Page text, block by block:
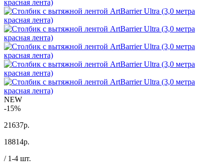
NEW
-15%
21637р.
18814р.
/ 1-4 шт.